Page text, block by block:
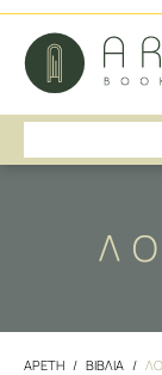
ΑΡΕΤΗ ΒΙΒΛΙΑ